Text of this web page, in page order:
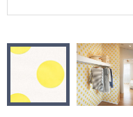
モデルハウス
新築戸建・マンション
#リリカラのある暮らし